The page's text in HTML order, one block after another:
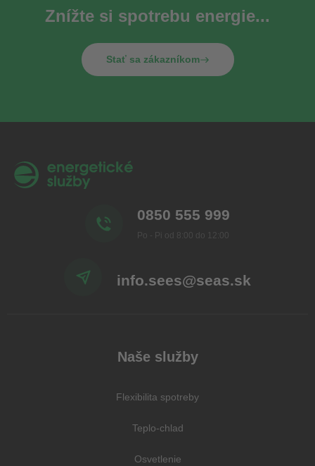
Znížte si spotrebu energie...
Stať sa zákazníkom
0850 555 999
Po - Pi od 8:00 do 12:00
info.sees@seas.sk
Naše služby
Flexibilita spotreby
Teplo-chlad
Osvetlenie